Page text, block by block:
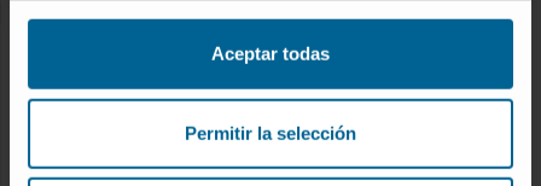
Aceptar todas
Permitir la selección
Our Researchers
Technology platforms